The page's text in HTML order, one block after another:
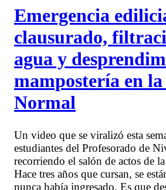
Emergencia
clausurado,
agua y
mampostería en la
Normal
Un video que se viralizó esta
estudiantes del Profesorado de
recorriendo el salón de actos de
Hace tres años que cursan, se
nunca había ingresado. Es que